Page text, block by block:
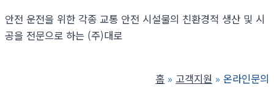
안전 운전을 위한 각종 교통 안전 시설물의 친환경적 생산 및 시
공을 전문으로 하는 (주)대로
홈 고객지원 온라인문의